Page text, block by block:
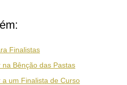
Finalistas
Bênção das Pastas
um Finalista de Curso